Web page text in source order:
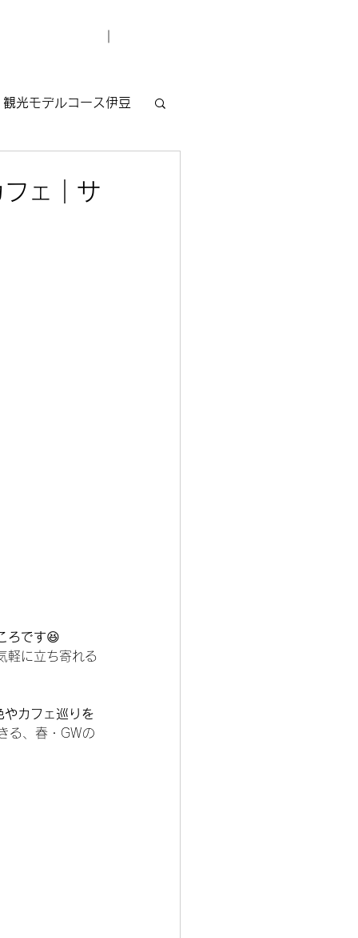
観光モデルコース伊豆
ェ｜サ
ろです😆
軽に立ち寄れる
カフェ巡りを
る、春・GWの